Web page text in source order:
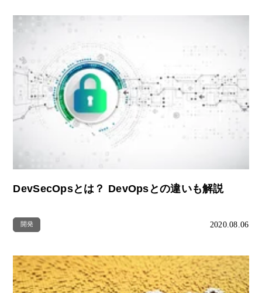
DevSecOpsとは？ DevOpsとの違いも解説
開発 2020.08.06